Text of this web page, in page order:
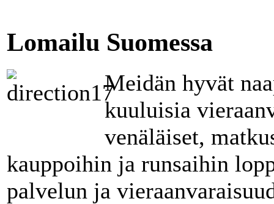
Lomailu Suomessa
Meidän hyvät
kuuluisia
venäläiset,
kauppoihin ja runsaihin
palvelun ja